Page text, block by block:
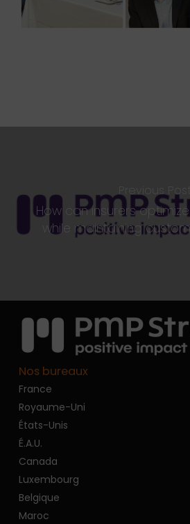
Previous Post
How can insurers
while maintaining
Nos bureaux
France
Royaume-Uni
États-Unis
É.A.U.
Canada
Luxembourg
Belgique
Maroc